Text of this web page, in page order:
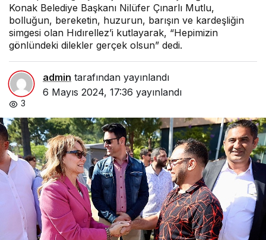
Konak Belediye Başkanı Nilüfer Çınarlı Mutlu,
bolluğun, bereketin, huzurun, barışın ve kardeşliğin
simgesi olan Hıdırellez’i kutlayarak, “Hepimizin
gönlündeki dilekler gerçek olsun” dedi.
admin tarafından yayınlandı
6 Mayıs 2024, 17:36 yayınlandı
3